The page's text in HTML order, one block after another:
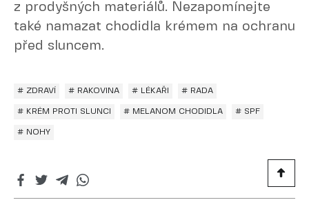
z prodyšných materiálů. Nezapomínejte
také namazat chodidla krémem na ochranu
před sluncem.
# ZDRAVÍ # RAKOVINA # LÉKAŘI # RADA
# KRÉM PROTI SLUNCI # MELANOM CHODIDLA # SPF
# NOHY